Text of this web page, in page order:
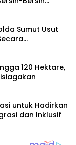
Sumut Usut
120 Hektare,
untuk Hadirkan
dan Inklusif